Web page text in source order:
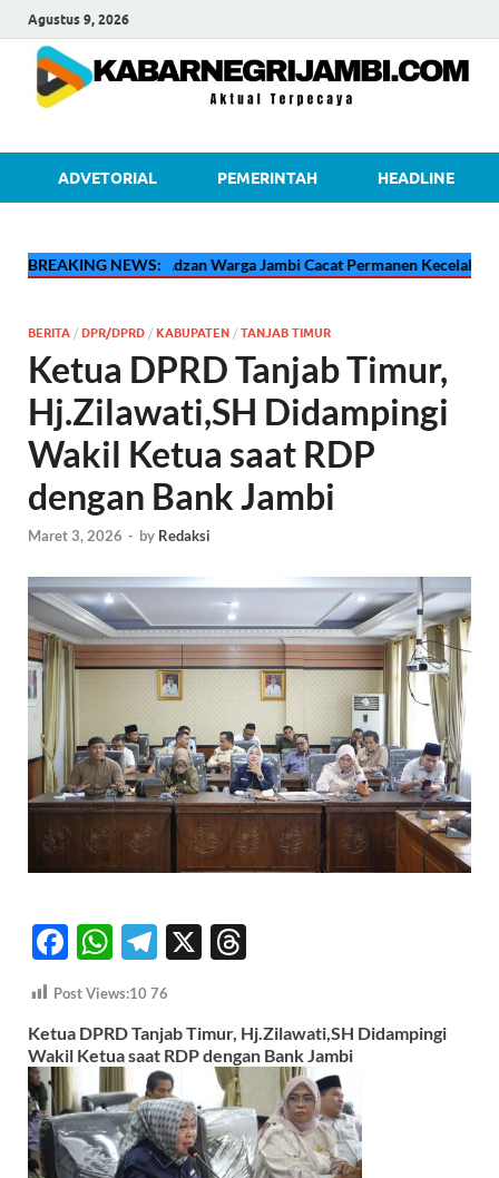
Agustus 9, 2026
ADVETORIAL PEMERINTAH HEADLINE
BREAKING NEWS:
Kisah Pilu Adzan Warga Jambi Cacat Permanen Kecelakaan Kerja
BERITA / DPR/DPRD / KABUPATEN / TANJAB TIMUR
Ketua DPRD Tanjab Timur,
Hj.Zilawati,SH Didampingi
Wakil Ketua saat RDP
dengan Bank Jambi
Maret 3, 2026 - by Redaksi
F
ac
e
b
o
o
k
W
at
s
A
p
p
T
el
e
gr
a
m
X
a
ds
Post Views:10 76
Ketua DPRD Tanjab Timur, Hj.Zilawati,SH Didampingi
Wakil Ketua saat RDP dengan Bank Jambi